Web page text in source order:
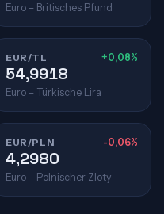
Euro – Britisches Pfund
EUR/TL +0,08%
54,9918
Euro – Türkische Lira
EUR/PLN -0,06%
4,2980
Euro – Polnischer Zloty